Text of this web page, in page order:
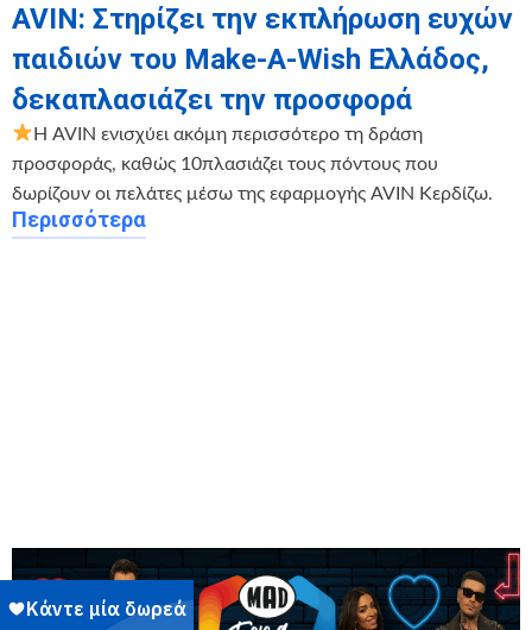
AVIN: Στηρίζει την εκπλήρωση ευχών
παιδιών του Make-A-Wish Ελλάδος,
δεκαπλασιάζει την προσφορά
Η AVIN ενισχύει ακόμη περισσότερο τη δράση
προσφοράς, καθώς 10πλασιάζει τους πόντους που
δωρίζουν οι πελάτες μέσω της εφαρμογής AVIN Κερδίζω.
Περισσότερα